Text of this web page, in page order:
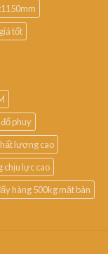
tốt
phuy
lượng cao
chịu lực cao
hàng 500kg mặt bàn